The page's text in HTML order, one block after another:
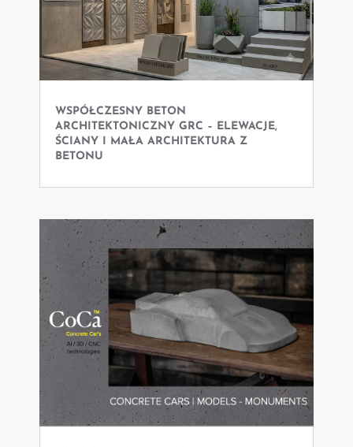
WSPÓŁCZESNY BETON
ARCHITEKTONICZNY GRC – ELEWACJE,
ŚCIANY I MAŁA ARCHITEKTURA Z
BETONU